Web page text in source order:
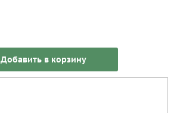
Добавить в корзину